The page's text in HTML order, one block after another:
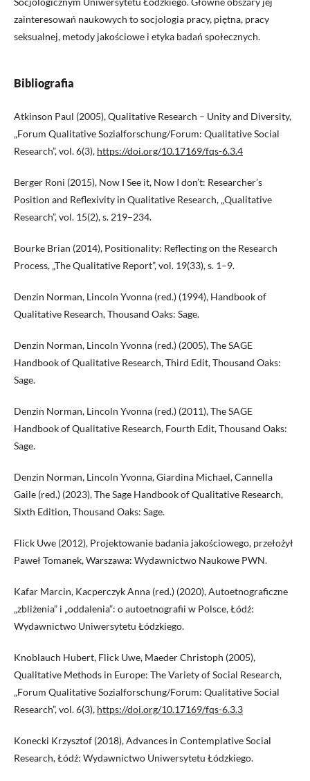
zainteresowań naukowych to socjologia pracy, piętna, pracy
seksualnej, metody jakościowe i etyka badań społecznych.
Bibliografia
Atkinson Paul (2005), Qualitative Research – Unity and Diversity,
„Forum Qualitative Sozialforschung/Forum: Qualitative Social
Research”, vol. 6(3), https://doi.org/10.17169/fqs-6.3.4
Berger Roni (2015), Now I See it, Now I don’t: Researcher’s
Position and Reflexivity in Qualitative Research, „Qualitative
Research”, vol. 15(2), s. 219–234.
Bourke Brian (2014), Positionality: Reflecting on the Research
Process, „The Qualitative Report”, vol. 19(33), s. 1–9.
Denzin Norman, Lincoln Yvonna (red.) (1994), Handbook of
Qualitative Research, Thousand Oaks: Sage.
Denzin Norman, Lincoln Yvonna (red.) (2005), The SAGE
Handbook of Qualitative Research, Third Edit, Thousand Oaks:
Sage.
Denzin Norman, Lincoln Yvonna (red.) (2011), The SAGE
Handbook of Qualitative Research, Fourth Edit, Thousand Oaks:
Sage.
Denzin Norman, Lincoln Yvonna, Giardina Michael, Cannella
Gaile (red.) (2023), The Sage Handbook of Qualitative Research,
Sixth Edition, Thousand Oaks: Sage.
Flick Uwe (2012), Projektowanie badania jakościowego, przełożył
Paweł Tomanek, Warszawa: Wydawnictwo Naukowe PWN.
Kafar Marcin, Kacperczyk Anna (red.) (2020), Autoetnograficzne
„zbliżenia” i „oddalenia”: o autoetnografii w Polsce, Łódź:
Wydawnictwo Uniwersytetu Łódzkiego.
Knoblauch Hubert, Flick Uwe, Maeder Christoph (2005),
Qualitative Methods in Europe: The Variety of Social Research,
„Forum Qualitative Sozialforschung/Forum: Qualitative Social
Research”, vol. 6(3), https://doi.org/10.17169/fqs-6.3.3
Konecki Krzysztof (2018), Advances in Contemplative Social
Research, Łódź: Wydawnictwo Uniwersytetu Łódzkiego.